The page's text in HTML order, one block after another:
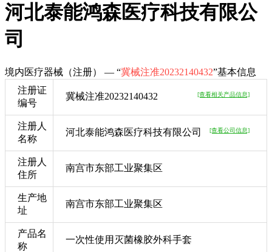
河北泰能鸿森医疗科技有限公
司
境内医疗器械（注册） — “冀械注准20232140432”基本信息
注册证
编号
冀械注准20232140432 [查看相关产品信息]
注册人
名称
河北泰能鸿森医疗科技有限公司 [查看公司信息]
注册人
住所
南宫市东部工业聚集区
生产地
址
南宫市东部工业聚集区
产品名
称
一次性使用灭菌橡胶外科手套